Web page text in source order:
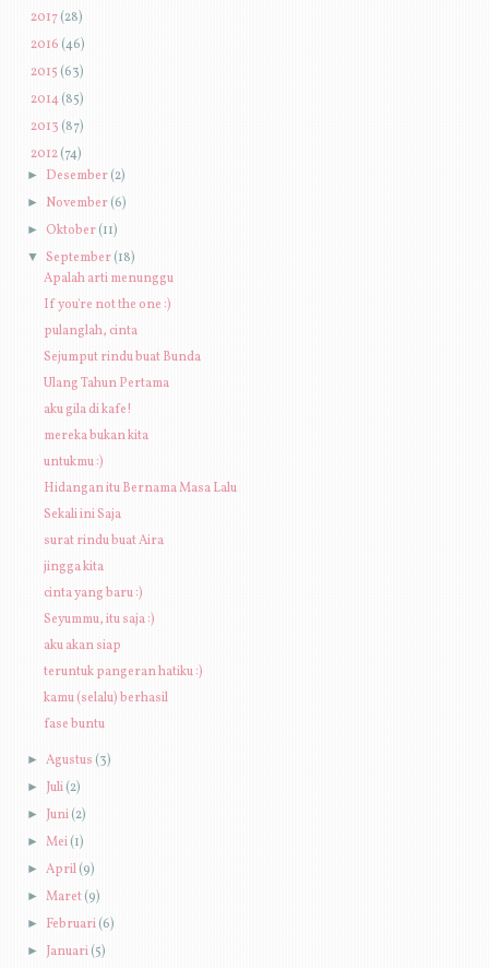
2017(28)
2016 (46)
2015 (63)
2014 (85)
2013 (87)
2012 (74)
► Desember(2)
► November(6)
► Oktober(11)
▼ September(18)
Apalah arti menunggu
If you're not the one :)
pulanglah, cinta
Sejumput rindu buat Bunda
Ulang Tahun Pertama
aku gila di kafe!
mereka bukan kita
untukmu :)
Hidangan itu Bernama Masa Lalu
Sekali ini Saja
surat rindu buat Aira
jingga kita
cinta yang baru :)
Seyummu, itu saja :)
aku akan siap
teruntuk pangeran hatiku :)
kamu (selalu) berhasil
fase buntu
► Agustus (3)
► Juli(2)
► Juni(2)
► Mei(1)
► April(9)
► Maret(9)
► Februari(6)
► Januari(5)